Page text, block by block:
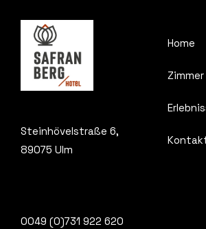
Steinhövelstraße 6,
89075 Ulm
0049 (0)731 922 620
Home
Zimmer